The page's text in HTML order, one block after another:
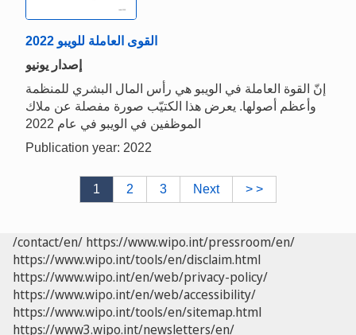
القوى العاملة للویبو 2022
إصدار يونيو
إنّ القوة العاملة في الويبو هي رأس المال البشري للمنظمة
وأعظم أصولها. يعرض هذا الكتيّب صورة مفصلة عن ملاك
الموظفين في الويبو في عام 2022
Publication year: 2022
1 2 3 Next > >
/contact/en/ https://www.wipo.int/pressroom/en/
https://www.wipo.int/tools/en/disclaim.html
https://www.wipo.int/en/web/privacy-policy/
https://www.wipo.int/en/web/accessibility/
https://www.wipo.int/tools/en/sitemap.html
https://www3.wipo.int/newsletters/en/